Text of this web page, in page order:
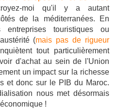
moi qu'il y a autant
de la méditerranées. En
touristiques ou
(mais pas de rigueur
tout particulièrement
d'achat au sein de l'Union
un impact sur la richesse
et donc sur le PIB du Maroc.
nous met désormais
!